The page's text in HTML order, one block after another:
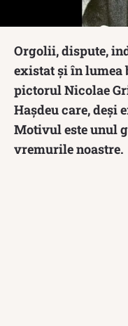
Orgolii, dispute,
existat și în lumea
pictorul Nicolae
Hașdeu care, deși
Motivul este unul
vremurile noastre.